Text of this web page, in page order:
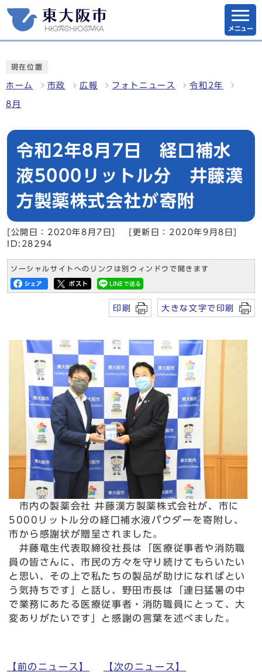
メニュー
現在位置
ホーム 市政 広報 フォトニュース 令和2年
8月
令和2年8月7日 経口補水
液5000リットル分 井藤漢
方製薬株式会社が寄附
[公開日：2020年8月7日]
[更新日：2020年9月8日]
ID:28294
ソーシャルサイトへのリンクは別ウィンドウで開きます
印刷 大きな文字で印刷
市内の製薬会社 井藤漢方製薬株式会社が、市に
5000リットル分の経口補水液パウダーを寄附し、
市から感謝状が贈呈されました。
井藤竜生代表取締役社長は「医療従事者や消防職
員の皆さんに、市民の方々を守り続けてもらいたい
と思い、その上で私たちの製品が助けになればとい
う気持ちです」と話し、野田市長は「連日猛暑の中
で業務にあたる医療従事者・消防職員にとって、大
変ありがたいです」と感謝の言葉を述べました。
【前のニュース】 【次のニュース】